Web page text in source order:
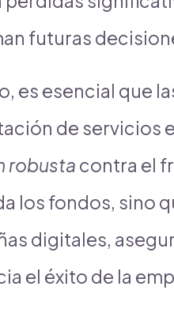
futuras
es esencial que
de servicios
robusta contra el
los fondos, sino
digitales,
el éxito de la